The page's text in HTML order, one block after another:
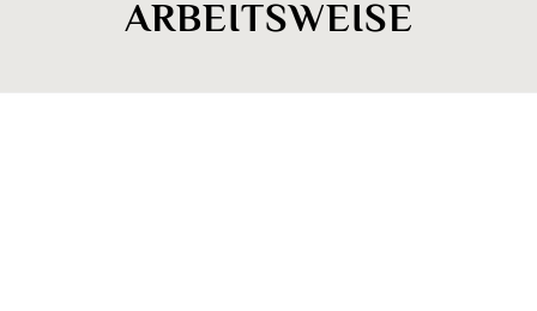
ARBEITSWEISE